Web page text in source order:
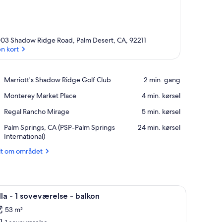
Shadow Ridge Road, Palm Desert, CA, 92211
kort
Marriott's Shadow Ridge Golf Club
Place,
Shadow
Golf
Club
‪2 min. gang‬
Monterey Market Place
Place,
Market
‪4 min. kørsel‬
Regal Rancho Mirage
Place,
Rancho
Mirage
‪5 min. kørsel‬
Palm Springs, CA (PSP-Palm Springs
International)
Airport,
Palm
CA
‪24 min. kørsel‬
om området
stole, et glasbord og et farverigt tæppe.En moderne stue med en grå sofa, en stol
4 - 1 soveværelse - balkon
53 m²